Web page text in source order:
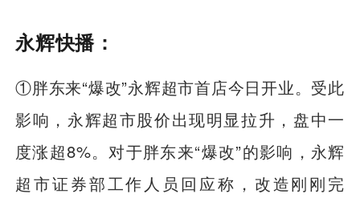
永辉快播：
①胖东来“爆改”永辉超市首店今日开业。受此
影响，永辉超市股价出现明显拉升，盘中一
度涨超8%。对于胖东来“爆改”的影响，永辉
超市证券部工作人员回应称，改造刚刚完